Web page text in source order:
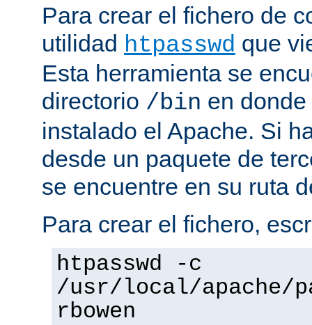
Para crear el fichero de
utilidad htpasswd que
Esta herramienta se
directorio /bin en
instalado el Apache. Si
desde un paquete de
se encuentre en su ruta
Para crear el fichero,
htpasswd -c
/usr/local/apache/
rbowen